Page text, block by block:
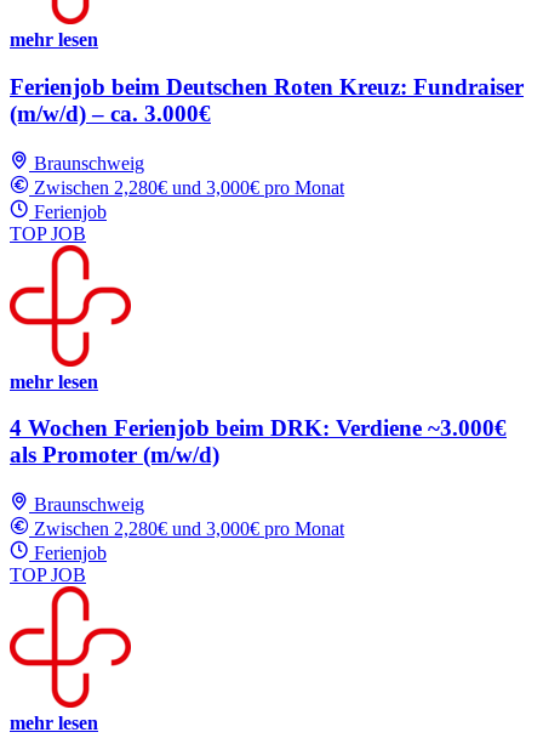
mehr lesen
Ferienjob beim Deutschen Roten Kreuz: Fundraiser
(m/w/d) – ca. 3.000€
Braunschweig
Zwischen 2,280€ und 3,000€ pro Monat
Ferienjob
TOP JOB
mehr lesen
4 Wochen Ferienjob beim DRK: Verdiene ~3.000€
als Promoter (m/w/d)
Braunschweig
Zwischen 2,280€ und 3,000€ pro Monat
Ferienjob
TOP JOB
mehr lesen